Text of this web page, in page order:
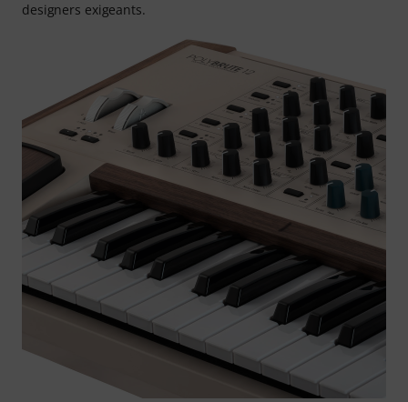
designers exigeants.